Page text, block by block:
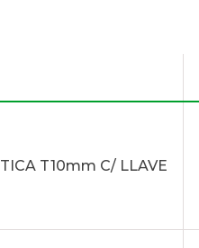
T10mm C/ LLAVE